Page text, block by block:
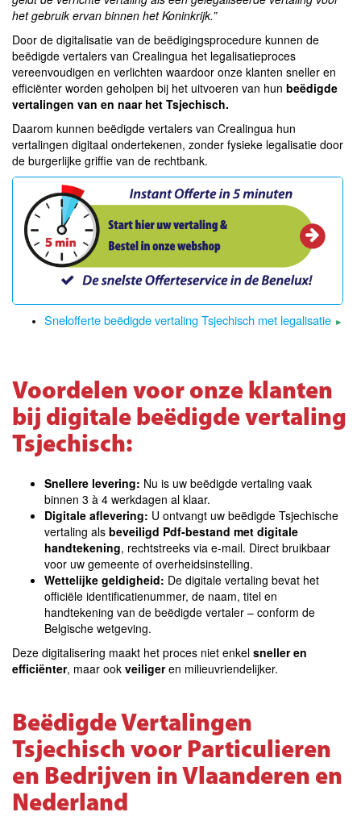
het gebruik ervan binnen het Koninkrijk.”
Door de digitalisatie van de beëdigingsprocedure kunnen de
beëdigde vertalers van Crealingua het legalisatieproces
vereenvoudigen en verlichten waardoor onze klanten sneller en
efficiënter worden geholpen bij het uitvoeren van hun beëdigde
vertalingen van en naar het Tsjechisch.
Daarom kunnen beëdigde vertalers van Crealingua hun
vertalingen digitaal ondertekenen, zonder fysieke legalisatie door
de burgerlijke griffie van de rechtbank.
Snelofferte beëdigde vertaling Tsjechisch met legalisatie ►
Voordelen voor onze klanten
bij digitale beëdigde vertaling
Tsjechisch:
Snellere levering: Nu is uw beëdigde vertaling vaak
binnen 3 à 4 werkdagen al klaar.
Digitale aflevering: U ontvangt uw beëdigde Tsjechische
vertaling als beveiligd Pdf-bestand met digitale
handtekening, rechtstreeks via e-mail. Direct bruikbaar
voor uw gemeente of overheidsinstelling.
Wettelijke geldigheid: De digitale vertaling bevat het
officiële identificatienummer, de naam, titel en
handtekening van de beëdigde vertaler – conform de
Belgische wetgeving.
Deze digitalisering maakt het proces niet enkel sneller en
efficiënter, maar ook veiligeren milieuvriendelijker.
Beëdigde Vertalingen
Tsjechisch voor Particulieren
en Bedrijven in Vlaanderen en
Nederland